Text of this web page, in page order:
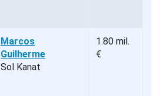
Marcos
Guilherme
Sol Kanat
1.80 mil.
€